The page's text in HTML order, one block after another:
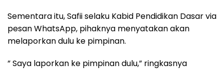
Sementara itu, Safii selaku Kabid Pendidikan Dasar via
pesan WhatsApp, pihaknya menyatakan akan
melaporkan dulu ke pimpinan.
” Saya laporkan ke pimpinan dulu,” ringkasnya